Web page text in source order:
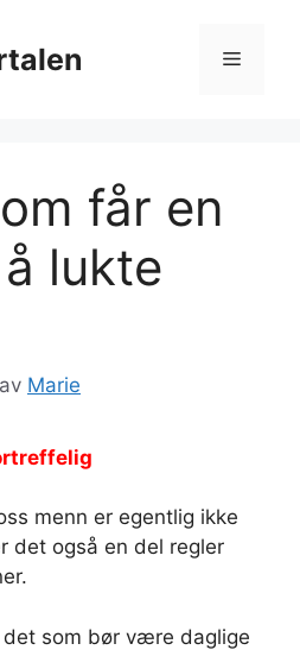
Meny
får en
lukte
av Marie
menn er egentlig ikke
det også en del regler
det som bør være daglige